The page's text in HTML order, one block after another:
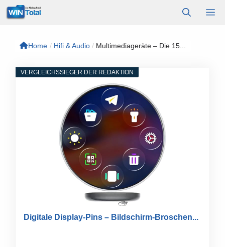
Zum
Inhalt
Home / Hifi & Audio / Multimediageräte – Die 15...
VERGLEICHSSIEGER DER REDAKTION
Digitale Display-Pins – Bildschirm-Broschen...